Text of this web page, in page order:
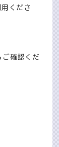
くださ
確認くだ